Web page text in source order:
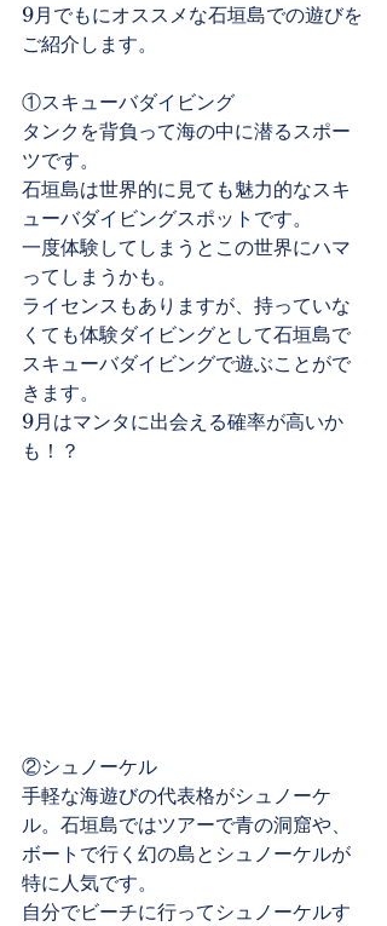
9月でもにオススメな石垣島での遊びを
ご紹介します。
①スキューバダイビング
タンクを背負って海の中に潜るスポー
ツです。
石垣島は世界的に見ても魅力的なスキ
ューバダイビングスポットです。
一度体験してしまうとこの世界にハマ
ってしまうかも。
ライセンスもありますが、持っていな
くても体験ダイビングとして石垣島で
スキューバダイビングで遊ぶことがで
きます。
9月はマンタに出会える確率が高いか
も！？
②シュノーケル
手軽な海遊びの代表格がシュノーケ
ル。石垣島ではツアーで青の洞窟や、
ボートで行く幻の島とシュノーケルが
特に人気です。
自分でビーチに行ってシュノーケルす